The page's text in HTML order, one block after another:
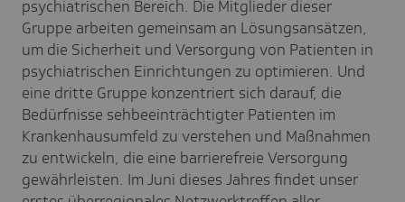
psychiatrischen Bereich. Die Mitglieder dieser
Gruppe arbeiten gemeinsam an Lösungsansätzen,
um die Sicherheit und Versorgung von Patienten in
psychiatrischen Einrichtungen zu optimieren. Und
eine dritte Gruppe konzentriert sich darauf, die
Bedürfnisse sehbeeinträchtigter Patienten im
Krankenhausumfeld zu verstehen und Maßnahmen
zu entwickeln, die eine barrierefreie Versorgung
gewährleisten. Im Juni dieses Jahres findet unser